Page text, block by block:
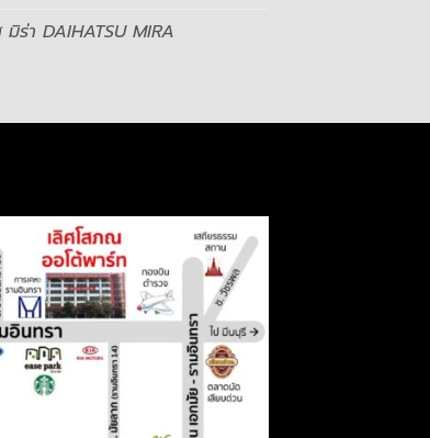
ร่า DAIHATSU MIRA